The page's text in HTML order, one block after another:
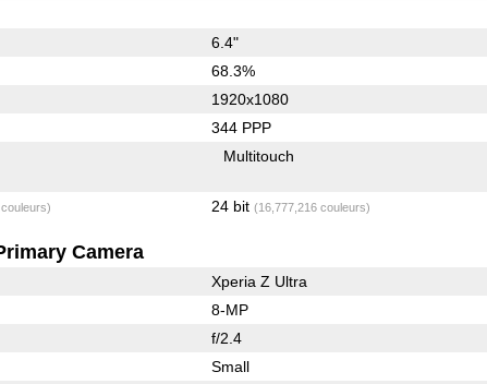
6.4"
68.3%
1920x1080
344 PPP
Multitouch
24 bit (16,777,216 couleurs)
Camera
Xperia Z Ultra
8-MP
f/2.4
Small